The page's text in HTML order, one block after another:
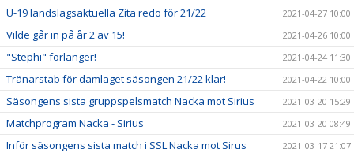
U-19 landslagsaktuella Zita redo för 21/22 2021-04-27 10:00
Vilde går in på år 2 av 15! 2021-04-26 10:00
"Stephi" förlänger! 2021-04-24 11:30
Tränarstab för damlaget säsongen 21/22 klar! 2021-04-22 10:00
Säsongens sista gruppspelsmatch Nacka mot Sirius 2021-03-20 15:29
Matchprogram Nacka - Sirius 2021-03-20 08:49
Inför säsongens sista match i SSL Nacka mot Sirus 2021-03-17 21:07